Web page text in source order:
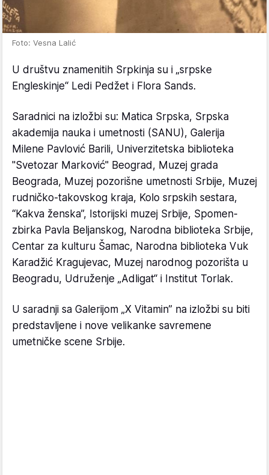
Foto: Vesna Lalić
U društvu znamenitih Srpkinja su i „srpske
Engleskinje“ Ledi Pedžet i Flora Sands.
Saradnici na izložbi su: Matica Srpska, Srpska
akademija nauka i umetnosti (SANU), Galerija
Milene Pavlović Barili, Univerzitetska biblioteka
"Svetozar Marković" Beograd, Muzej grada
Beograda, Muzej pozorišne umetnosti Srbije, Muzej
rudničko-takovskog kraja, Kolo srpskih sestara,
“Kakva ženska”, Istorijski muzej Srbije, Spomen-
zbirka Pavla Beljanskog, Narodna biblioteka Srbije,
Centar za kulturu Šamac, Narodna biblioteka Vuk
Karadžić Kragujevac, Muzej narodnog pozorišta u
Beogradu, Udruženje „Adligat“ i Institut Torlak.
U saradnji sa Galerijom „X Vitamin” na izložbi su biti
predstavljene i nove velikanke savremene
umetničke scene Srbije.